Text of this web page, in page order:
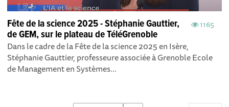
1165
Fête de la science 2025 - Stéphanie Gauttier,
de GEM, sur le plateau de TéléGrenoble
Dans le cadre de la Fête de la science 2025 en Isère,
Stéphanie Gauttier, professeure associée à Grenoble Ecole
de Management en Systèmes...